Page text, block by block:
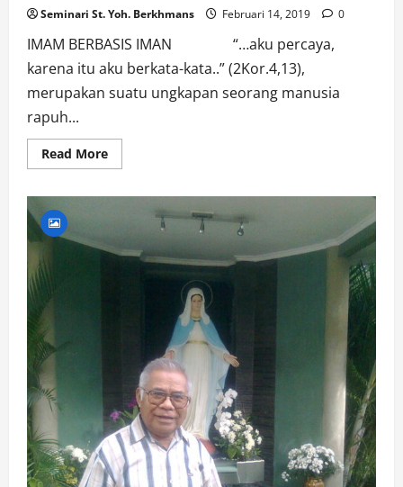
Seminari St. Yoh. Berkhmans Februari 14, 2019 0
IMAM BERBASIS IMAN “…aku percaya,
karena itu aku berkata-kata..” (2Kor.4,13),
merupakan suatu ungkapan seorang manusia
rapuh...
Read MoreRead
more